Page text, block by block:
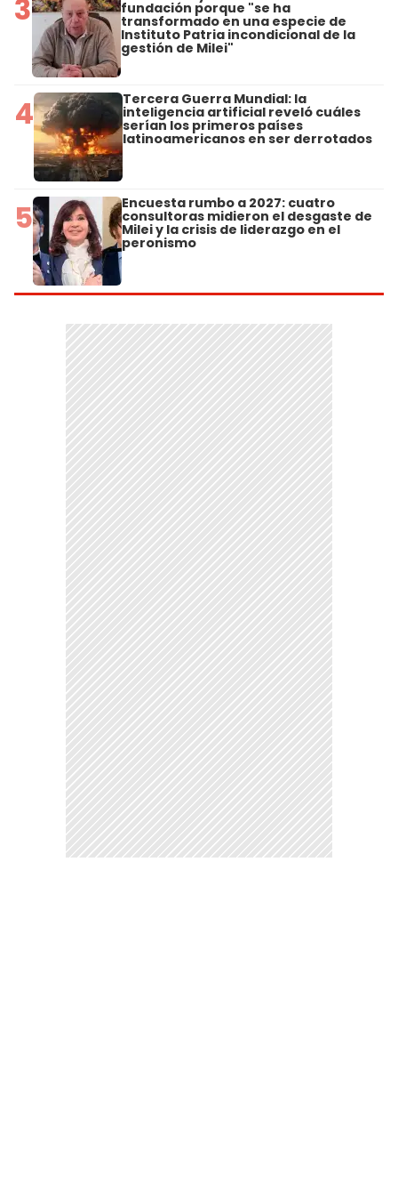
3 fundación porque "se ha
transformado en una especie de
Instituto Patria incondicional de la
gestión de Milei"
4 Tercera Guerra Mundial: la
inteligencia artificial reveló cuáles
serían los primeros países
latinoamericanos en ser derrotados
5 Encuesta rumbo a 2027: cuatro
consultoras midieron el desgaste de
Milei y la crisis de liderazgo en el
peronismo